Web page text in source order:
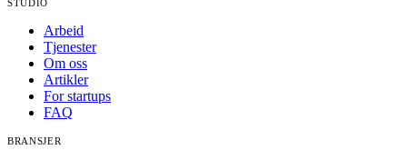
STUDIO
Arbeid
Tjenester
Om oss
Artikler
For startups
FAQ
BRANSJER